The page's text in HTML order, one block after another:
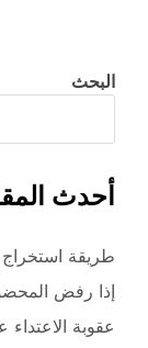
البحث
أحدث
طريقة
إذا رفض
عقوبة